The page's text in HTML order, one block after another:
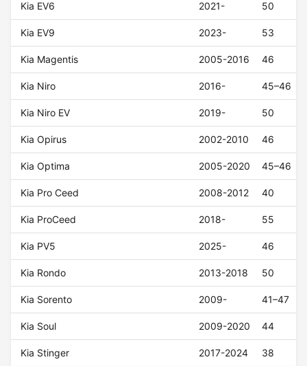
Kia EV6 2021- 50
Kia EV9 2023- 53
Kia Magentis 2005-2016 46
Kia Niro 2016- 45–46
Kia Niro EV 2019- 50
Kia Opirus 2002-2010 46
Kia Optima 2005-2020 45–46
Kia Pro Ceed 2008-2012 40
Kia ProCeed 2018- 55
Kia PV5 2025- 46
Kia Rondo 2013-2018 50
Kia Sorento 2009- 41–47
Kia Soul 2009-2020 44
Kia Stinger 2017-2024 38